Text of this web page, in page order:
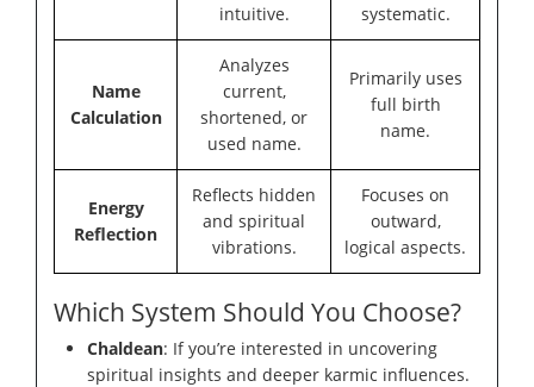
intuitive.
systematic.
Name
Calculation
Analyzes
current,
shortened, or
used name.
Primarily uses
full birth
name.
Energy
Reflection
Reflects hidden
and spiritual
vibrations.
Focuses on
outward,
logical aspects.
Which System Should You Choose?
Chaldean: If you’re interested in uncovering
spiritual insights and deeper karmic influences.